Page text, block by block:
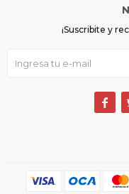
¡Suscribite y
